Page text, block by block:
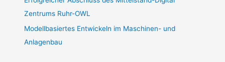
Zentrums Ruhr-OWL
Modellbasiertes Entwickeln im Maschinen- und
Anlagenbau